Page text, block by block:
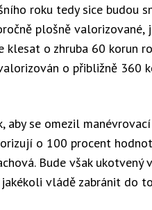
roku tedy sice budou
plošně valorizované,
klesat o zhruba 60 korun
o přibližně 360
aby se omezil
o 100 procent
Bude však ukotvený
vládě zabránit do